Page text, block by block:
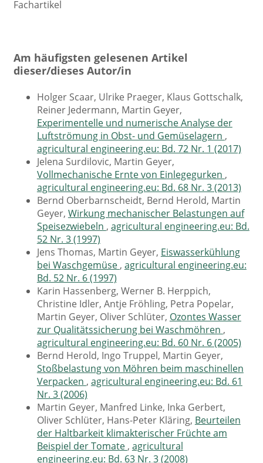
Fachartikel
Am häufigsten gelesenen Artikel
dieser/dieses Autor/in
Holger Scaar, Ulrike Praeger, Klaus Gottschalk,
Reiner Jedermann, Martin Geyer,
Experimentelle und numerische Analyse der
Luftströmung in Obst- und Gemüselagern ,
agricultural engineering.eu: Bd. 72 Nr. 1 (2017)
Jelena Surdilovic, Martin Geyer,
Vollmechanische Ernte von Einlegegurken ,
agricultural engineering.eu: Bd. 68 Nr. 3 (2013)
Bernd Oberbarnscheidt, Bernd Herold, Martin
Geyer, Wirkung mechanischer Belastungen auf
Speisezwiebeln , agricultural engineering.eu: Bd.
52 Nr. 3 (1997)
Jens Thomas, Martin Geyer, Eiswasserkühlung
bei Waschgemüse , agricultural engineering.eu:
Bd. 52 Nr. 6 (1997)
Karin Hassenberg, Werner B. Herppich,
Christine Idler, Antje Fröhling, Petra Popelar,
Martin Geyer, Oliver Schlüter, Ozontes Wasser
zur Qualitätssicherung bei Waschmöhren ,
agricultural engineering.eu: Bd. 60 Nr. 6 (2005)
Bernd Herold, Ingo Truppel, Martin Geyer,
Stoßbelastung von Möhren beim maschinellen
Verpacken , agricultural engineering.eu: Bd. 61
Nr. 3 (2006)
Martin Geyer, Manfred Linke, Inka Gerbert,
Oliver Schlüter, Hans-Peter Kläring, Beurteilen
der Haltbarkeit klimakterischer Früchte am
Beispiel der Tomate , agricultural
engineering.eu: Bd. 63 Nr. 3 (2008)